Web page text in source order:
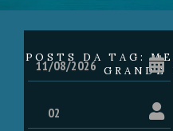
POSTS DA TAG:
GRANDE